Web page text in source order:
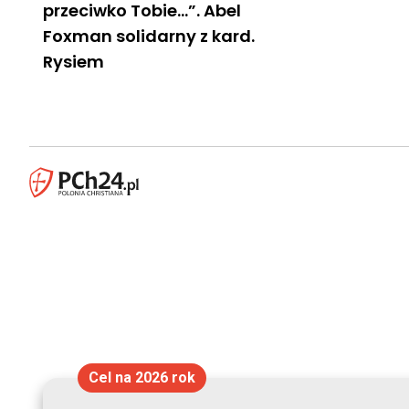
przeciwko Tobie…”. Abel
Foxman solidarny z kard.
Rysiem
Cel na 2026 rok